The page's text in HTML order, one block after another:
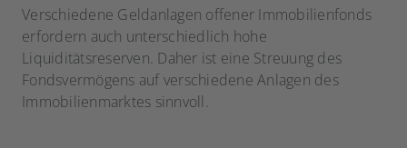
Verschiedene Geldanlagen offener Immobilienfonds
erfordern auch unterschiedlich hohe
Liquiditätsreserven. Daher ist eine Streuung des
Fondsvermögens auf verschiedene Anlagen des
Immobilienmarktes sinnvoll.